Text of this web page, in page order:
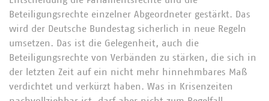
Beteiligungsrechte einzelner Abgeordneter gestärkt. Das
wird der Deutsche Bundestag sicherlich in neue Regeln
umsetzen. Das ist die Gelegenheit, auch die
Beteiligungsrechte von Verbänden zu stärken, die sich in
der letzten Zeit auf ein nicht mehr hinnehmbares Maß
verdichtet und verkürzt haben. Was in Krisenzeiten